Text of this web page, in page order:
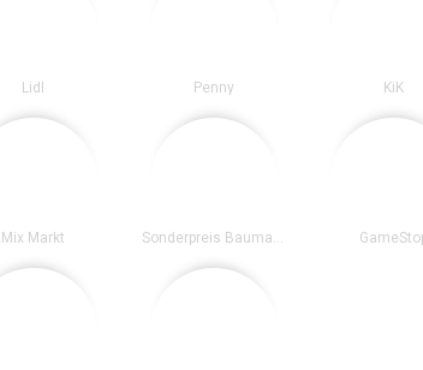
Lidl Penny KiK
Mix Markt Sonderpreis Baumarkt